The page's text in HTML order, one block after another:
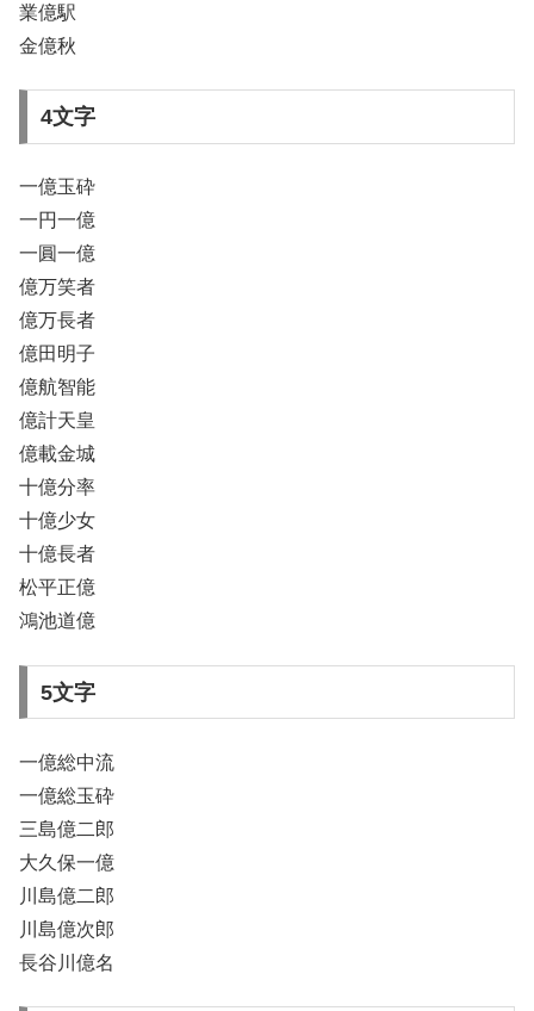
業億駅
金億秋
4文字
一億玉砕
一円一億
一圓一億
億万笑者
億万長者
億田明子
億航智能
億計天皇
億載金城
十億分率
十億少女
十億長者
松平正億
鴻池道億
5文字
一億総中流
一億総玉砕
三島億二郎
大久保一億
川島億二郎
川島億次郎
長谷川億名